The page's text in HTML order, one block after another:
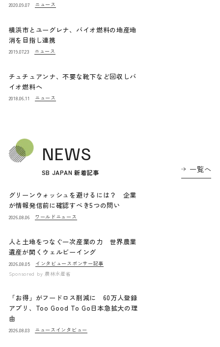
2020.09.07 ニュース
横浜市とユーグレナ、バイオ燃料の地産地
消を目指し連携
2019.07.23 ニュース
チュチュアンナ、不要な靴下など回収しバ
イオ燃料へ
2018.06.11 ニュース
NEWS
SB JAPAN 新着記事 一覧へ
グリーンウォッシュを避けるには？ 企業
が情報発信前に確認すべき5つの問い
2026.08.06 ワールドニュース
人と土地をつなぐ一次産業の力 世界農業
遺産が開くウェルビーイング
2026.08.05 インタビュー スポンサー記事
Sponsored by 農林水産省
「お得」がフードロス削減に 60万人登録
アプリ、Too Good To Go日本急拡大の理
由
2026.08.03 ニュース インタビュー